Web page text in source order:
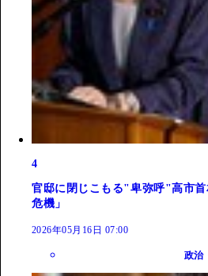
4
官邸に閉じこもる"卑弥呼"高市
危機」
2026年05月16日 07:00
政治